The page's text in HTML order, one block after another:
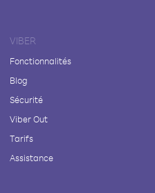
VIBER
Fonctionnalités
Blog
Sécurité
Viber Out
Tarifs
Assistance